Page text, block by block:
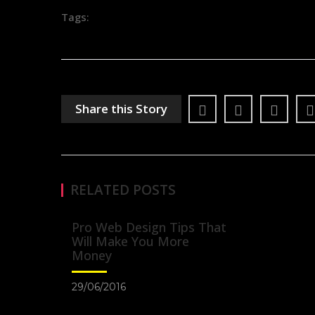
Tags:
Share this Story
RELATED POSTS
Pro Web Design Tips That
Will Make You More
Money
29/06/2016